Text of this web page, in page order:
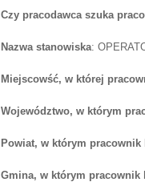
Czy pracodawca szuka
Nazwa stanowiska:
Miejscowść, w której
Województwo, w którym
Powiat, w którym pracownik
Gmina, w którym pracownik